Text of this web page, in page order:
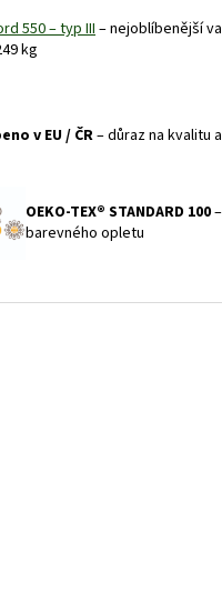
550 – typ III– nejoblíbenější
kg
v EU / ČR– důraz na kvalitu
OEKO-TEX® STANDARD 100
barevného opletu